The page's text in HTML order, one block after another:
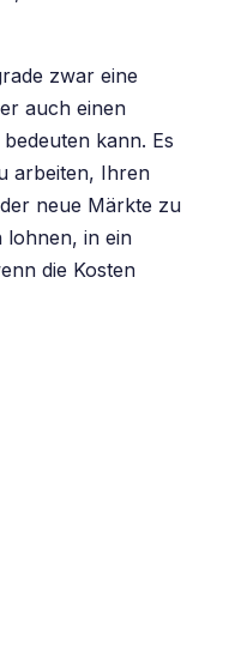
zwar eine
auch einen
kann. Es
arbeiten, Ihren
neue Märkte zu
lohnen, in ein
die Kosten